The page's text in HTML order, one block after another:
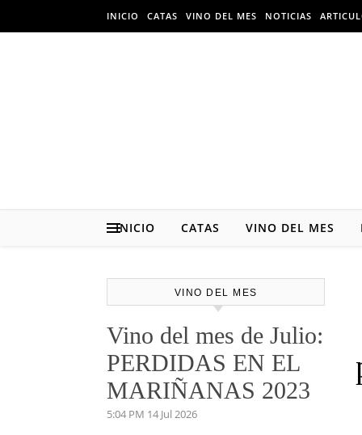
INICIO CATAS VINO DEL MES NOTICIAS
INICIO CATAS VINO DEL MES
VINO DEL MES
Vino del mes de Julio:
PERDIDAS EN EL
MARIÑANAS 2023
5:04 PM 14 Jul 2026